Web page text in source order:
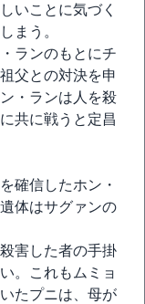
いことに気づく
まう。
ランのもとにチ
父との対決を申
・ランは人を殺
共に戦うと定昌
確信したホン・
体はサグァンの
害した者の手掛
。これもムミョ
たプニは、母が